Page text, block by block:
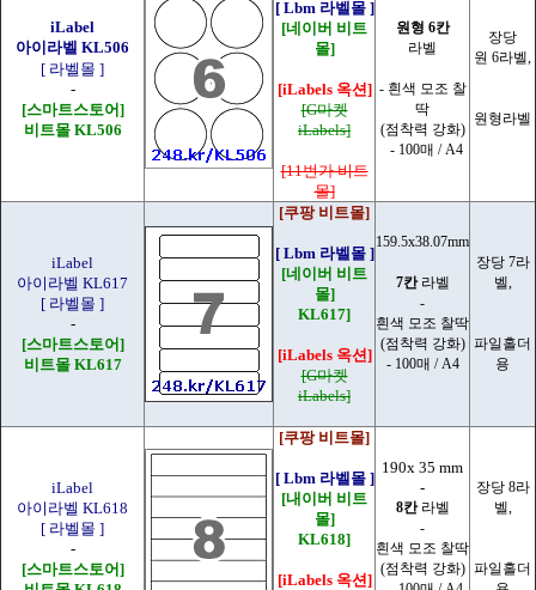
iLabel
아이라벨 KL506
[ 라벨몰 ]
-
[스마트스토어]
비트몰 KL506
[ Lbm 라벨몰 ]
[네이버 비트
몰]
[iLabels 옥션]
[G마켓
iLabels]
[11번가 비트
몰]
원형 6칸
라벨
- 흰색 모조 찰
딱
(점착력 강화)
- 100매 / A4
장당
원 6라벨,
원형라벨
iLabel
아이라벨 KL617
[ 라벨몰 ]
-
[스마트스토어]
비트몰 KL617
[쿠팡 비트몰]
[ Lbm 라벨몰 ]
[네이버 비트
몰]
KL617]
[iLabels 옥션]
[G마켓
iLabels]
159.5x38.07mm
7칸라벨
-
흰색 모조 찰딱
(점착력 강화)
- 100매 / A4
장당 7라
벨,
파일홀더
용
iLabel
아이라벨 KL618
[ 라벨몰 ]
-
[스마트스토어]
[쿠팡 비트몰]
[ Lbm 라벨몰 ]
[내이버 비트
몰]
KL618]
[iLabels 옥션]
190x 35 mm
-
8칸라벨
-
흰색 모조 찰딱
(점착력 강화)
장당 8라
벨,
파일홀더